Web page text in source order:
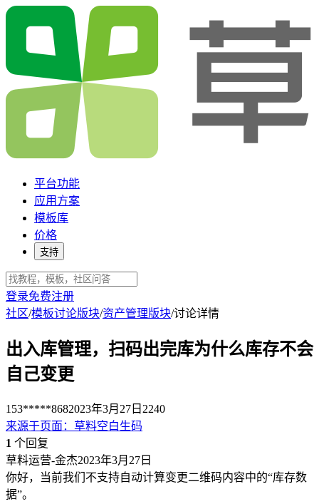
平台功能
应用方案
模板库
价格
支持
登录免费注册
社区/模板讨论版块/资产管理版块/讨论详情
出入库管理，扫码出完库为什么库存不会
自己变更
153*****8682023年3月27日 2240
来源于页面 ： 草料空白生码
1 个回复
草料运营-金杰2023年3月27日
你好，当前我们不支持自动计算变更二维码内容中的“库存数
据”。